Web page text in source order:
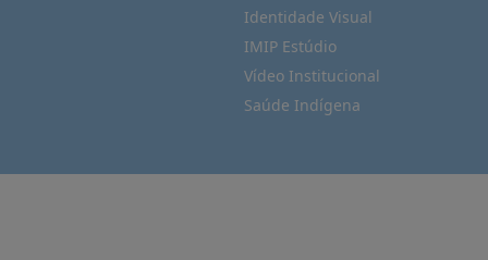
Identidade Visual
IMIP Estúdio
Vídeo Institucional
Saúde Indígena